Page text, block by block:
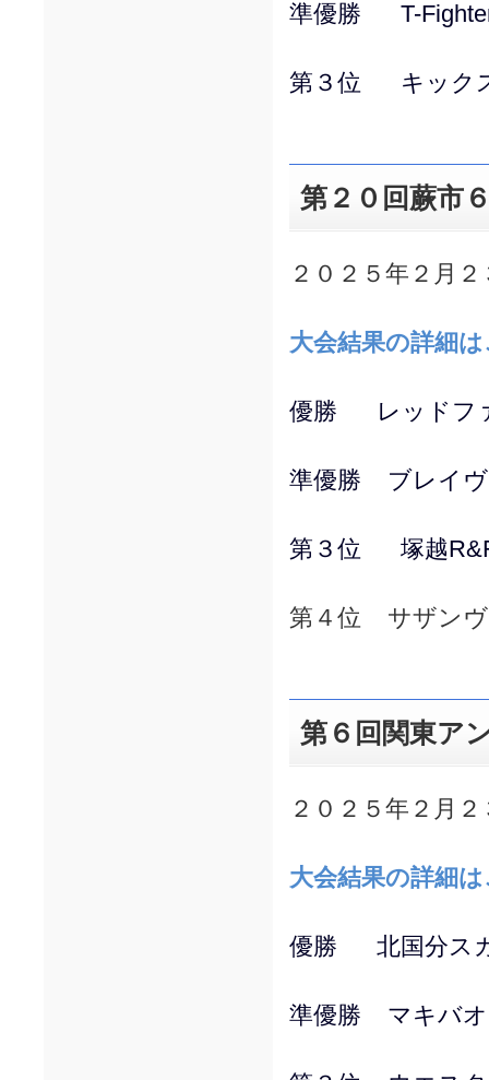
準優勝 T-
第３位 キック
第２０回蕨市
２０２５年２月
大会結果の詳細
優勝 レッドフ
準優勝 ブレイヴ
第３位 塚越
第４位 サザンヴ
第６回関東ア
２０２５年２月
大会結果の詳細
優勝 北国分ス
準優勝 マキバオ